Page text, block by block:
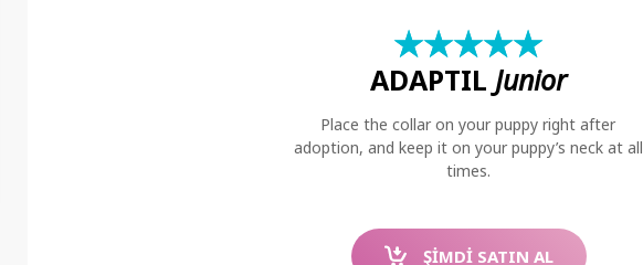
★★★★★
☆☆☆☆☆
ADAPTIL Junior
Place the collar on your puppy right after
adoption, and keep it on your puppy’s neck at all
times.
ŞIMDI SATIN AL